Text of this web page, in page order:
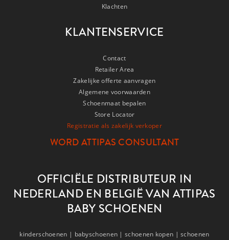
Klachten
KLANTENSERVICE
Contact
Retailer Area
Zakelijke offerte aanvragen
Algemene voorwaarden
Schoenmaat bepalen
Store Locator
Registratie als zakelijk verkoper
WORD ATTIPAS CONSULTANT
OFFICIËLE DISTRIBUTEUR IN
NEDERLAND EN BELGIË VAN ATTIPAS
BABY SCHOENEN
kinderschoenen | babyschoenen |schoenen kopen |schoenen